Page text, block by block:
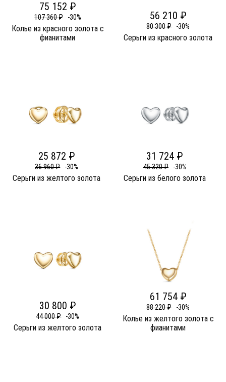
75 152 ₽
107 360 ₽ -30%
Колье из красного золота c
фианитами
56 210 ₽
80 300 ₽ -30%
Серьги из красного золота
25 872 ₽
36 960 ₽ -30%
Серьги из желтого золота
31 724 ₽
45 320 ₽ -30%
Серьги из белого золота
30 800 ₽
44 000 ₽ -30%
Серьги из желтого золота
61 754 ₽
88 220 ₽ -30%
Колье из желтого золота c
фианитами